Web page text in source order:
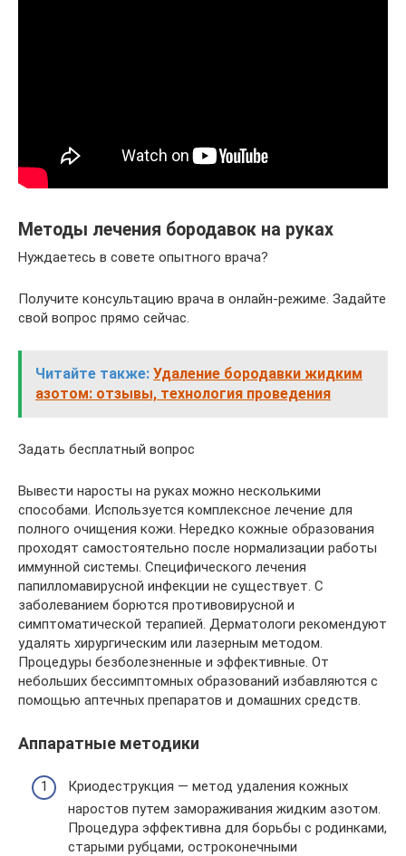
Методы лечения бородавок на руках
Нуждаетесь в совете опытного врача?
Получите консультацию врача в онлайн-режиме. Задайте
свой вопрос прямо сейчас.
Читайте также: Удаление бородавки жидким
азотом: отзывы, технология проведения
Задать бесплатный вопрос
Вывести наросты на руках можно несколькими
способами. Используется комплексное лечение для
полного очищения кожи. Нередко кожные образования
проходят самостоятельно после нормализации работы
иммунной системы. Специфического лечения
папилломавирусной инфекции не существует. С
заболеванием борются противовирусной и
симптоматической терапией. Дерматологи рекомендуют
удалять хирургическим или лазерным методом.
Процедуры безболезненные и эффективные. От
небольших бессимптомных образований избавляются с
помощью аптечных препаратов и домашних средств.
Аппаратные методики
Криодеструкция — метод удаления кожных
наростов путем замораживания жидким азотом.
Процедура эффективна для борьбы с родинками,
старыми рубцами, остроконечными